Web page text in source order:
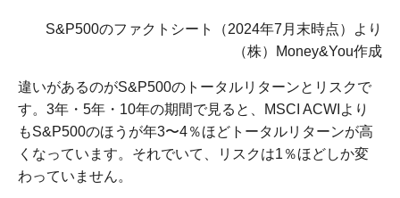
S&P500のファクトシート（2024年7月末時点）より
（株）Money&You作成
違いがあるのがS&P500のトータルリターンとリスクで
す。3年・5年・10年の期間で見ると、MSCI ACWIより
もS&P500のほうが年3〜4％ほどトータルリターンが高
くなっています。それでいて、リスクは1％ほどしか変
わっていません。